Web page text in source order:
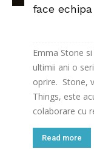
face
Emma Stone
ultimii ani o
oprire. Stone,
Things, este
colaborare cu
Read more